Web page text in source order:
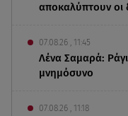
αποκαλύπτουν οι
07.08.26 , 11:45
Λένα Σαμαρά:
μνημόσυνο
07.08.26 , 11:18